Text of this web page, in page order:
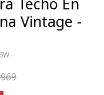
Vintage -
969